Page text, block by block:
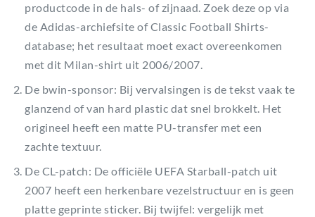
productcode in de hals- of zijnaad. Zoek deze op via
de Adidas-archiefsite of Classic Football Shirts-
database; het resultaat moet exact overeenkomen
met dit Milan-shirt uit 2006/2007.
De bwin-sponsor: Bij vervalsingen is de tekst vaak te
glanzend of van hard plastic dat snel brokkelt. Het
origineel heeft een matte PU-transfer met een
zachte textuur.
De CL-patch: De officiële UEFA Starball-patch uit
2007 heeft een herkenbare vezelstructuur en is geen
platte geprinte sticker. Bij twijfel: vergelijk met